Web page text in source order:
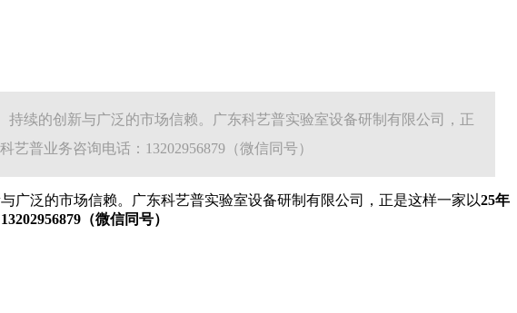
续的创新与广泛的市场信赖。广东科艺普实验室设备研制有限公司，正
普业务咨询电话：13202956879（微信同号）
广泛的市场信赖。广东科艺普实验室设备研制有限公司，正是这样一家以25年
（微信同号）